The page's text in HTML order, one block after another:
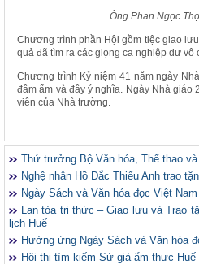
Ông Phan Ngọc
Chương trình phần Hội gồm tiệc giao
quả đã tìm ra các giọng ca nghiệp dư
Chương trình Kỷ niệm 41 năm ngày
đầm ấm và đầy ý nghĩa. Ngày Nhà
viên của Nhà trường.
Thứ trưởng Bộ Văn hóa, Thể thao
Nghệ nhân Hồ Đắc Thiếu Anh trao
Ngày Sách và Văn hóa đọc Việt
Lan tỏa tri thức – Giao lưu và Trao
lịch Huế
Hưởng ứng Ngày Sách và Văn hóa
Hội thi tìm kiếm Sứ giả ẩm thực Huế